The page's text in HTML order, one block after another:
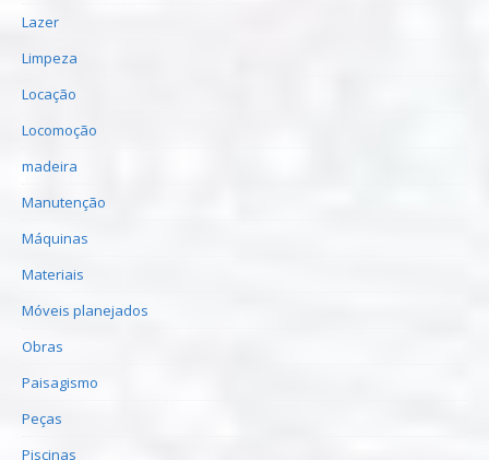
Lazer
Limpeza
Locação
Locomoção
madeira
Manutenção
Máquinas
Materiais
Móveis planejados
Obras
Paisagismo
Peças
Piscinas